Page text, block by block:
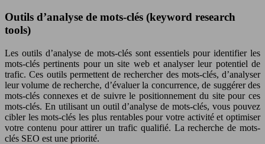
Outils d’analyse de mots-clés (keyword research
tools)
Les outils d’analyse de mots-clés sont essentiels pour identifier les
mots-clés pertinents pour un site web et analyser leur potentiel de
trafic. Ces outils permettent de rechercher des mots-clés, d’analyser
leur volume de recherche, d’évaluer la concurrence, de suggérer des
mots-clés connexes et de suivre le positionnement du site pour ces
mots-clés. En utilisant un outil d’analyse de mots-clés, vous pouvez
cibler les mots-clés les plus rentables pour votre activité et optimiser
votre contenu pour attirer un trafic qualifié. La recherche de mots-
clés SEO est une priorité.